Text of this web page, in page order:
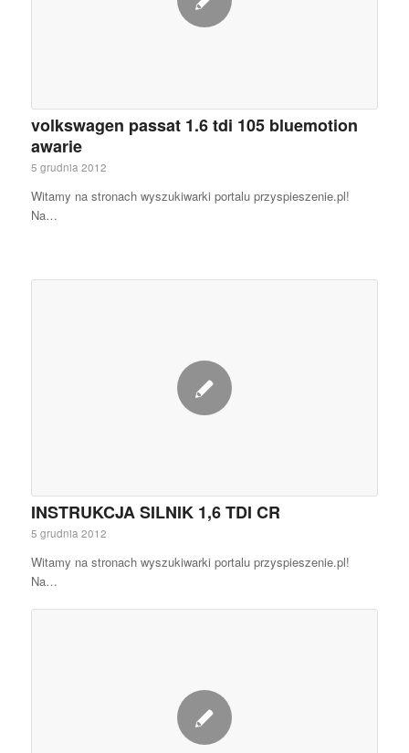
volkswagen passat 1.6 tdi 105 bluemotion
awarie
5 grudnia 2012
Witamy na stronach wyszukiwarki portalu przyspieszenie.pl!
Na…
INSTRUKCJA SILNIK 1,6 TDI CR
5 grudnia 2012
Witamy na stronach wyszukiwarki portalu przyspieszenie.pl!
Na…